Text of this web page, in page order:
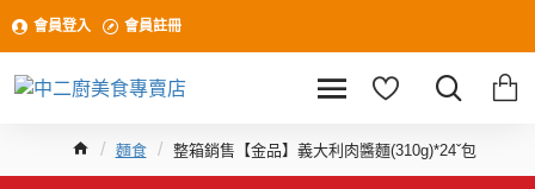
會員登入 會員註冊
麵食 整箱銷售【金品】義大利肉醬麵(310g)*24ˇ包